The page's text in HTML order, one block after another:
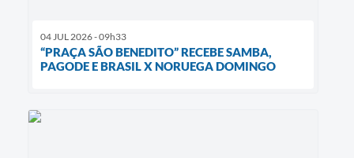
04 JUL 2026 - 09h33
“PRAÇA SÃO BENEDITO” RECEBE SAMBA,
PAGODE E BRASIL X NORUEGA DOMINGO